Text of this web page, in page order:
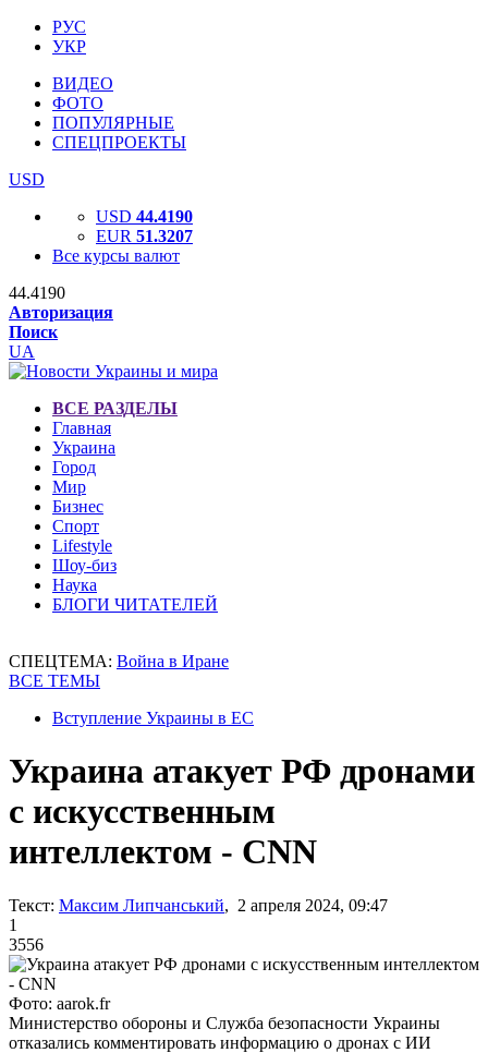
РУС
УКР
ВИДЕО
ФОТО
ПОПУЛЯРНЫЕ
СПЕЦПРОЕКТЫ
USD
USD 44.4190
EUR 51.3207
Все курсы валют
44.4190
Авторизация
Поиск
UA
ВСЕ РАЗДЕЛЫ
Главная
Украина
Город
Мир
Бизнес
Спорт
Lifestyle
Шоу-биз
Наука
БЛОГИ ЧИТАТЕЛЕЙ
СПЕЦТЕМА: Война в Иране
ВСЕ ТЕМЫ
Вступление Украины в ЕС
Украина атакует РФ дронами
с искусственным
интеллектом - CNN
Текст: Максим Липчанський, 2 апреля 2024, 09:47
1
3556
Фото: aarok.fr
Министерство обороны и Служба безопасности Украины
отказались комментировать информацию о дронах с ИИ